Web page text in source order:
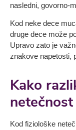
nasledni, govorno-
Kod neke dece
druge dece može
Upravo zato je
znakove napetosti,
Kako
Kod fiziološke